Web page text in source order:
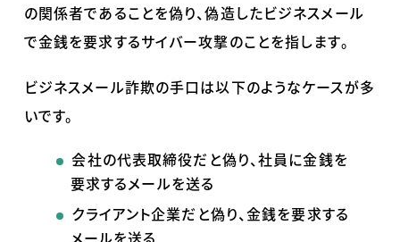
の関係者であることを偽り、偽造したビジネスメール
で金銭を要求するサイバー攻撃のことを指します。
ビジネスメール詐欺の手口は以下のようなケースが多
いです。
会社の代表取締役だと偽り、社員に金銭を
要求するメールを送る
クライアント企業だと偽り、金銭を要求する